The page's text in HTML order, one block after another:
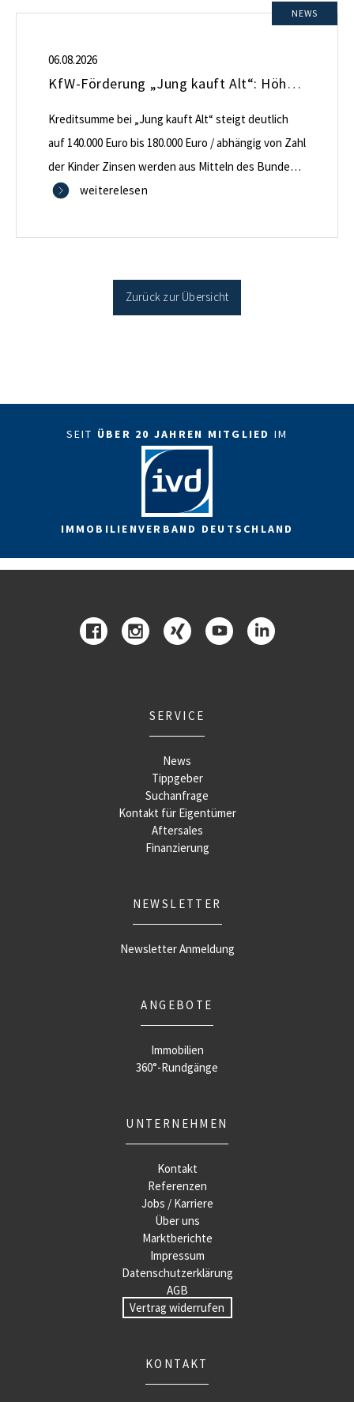
NEWS
06.08.2026
KfW-Förderung „Jung kauft Alt“: Höhere Kredite ab August 2026
Kreditsumme bei „Jung kauft Alt“ steigt deutlich
auf 140.000 Euro bis 180.000 Euro / abhängig von Zahl
der Kinder Zinsen werden aus Mitteln des Bundes
verbilligt: Heutiger Zins bei 0,53 Prozent effektiv bei
Antragstellende verpflichten sich zu energetischer
Sanierung in Einzelmaßnahmen […]
weiterelesen
Zurück zur Übersicht
SEIT ÜBER 20 JAHREN MITGLIED IM
IMMOBILIENVERBAND DEUTSCHLAND
SERVICE
News
Tippgeber
Suchanfrage
Kontakt für Eigentümer
Aftersales
Finanzierung
NEWSLETTER
Newsletter Anmeldung
ANGEBOTE
Immobilien
360°-Rundgänge
UNTERNEHMEN
Kontakt
Referenzen
Jobs / Karriere
Über uns
Marktberichte
Impressum
Datenschutzerklärung
AGB
Vertrag widerrufen
KONTAKT